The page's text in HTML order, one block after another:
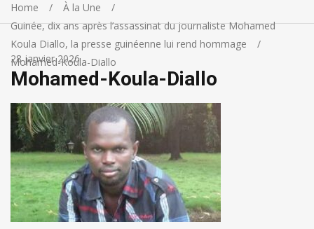
Home
À la Une
Guinée, dix ans après l’assassinat du journaliste Mohamed
Koula Diallo, la presse guinéenne lui rend hommage
Mohamed-Koula-Diallo
28 janvier 2026
Mohamed-Koula-Diallo